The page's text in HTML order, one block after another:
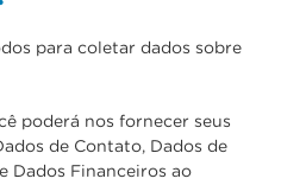
para coletar dados sobre
poderá nos fornecer seus
de Contato, Dados de
Dados Financeiros ao